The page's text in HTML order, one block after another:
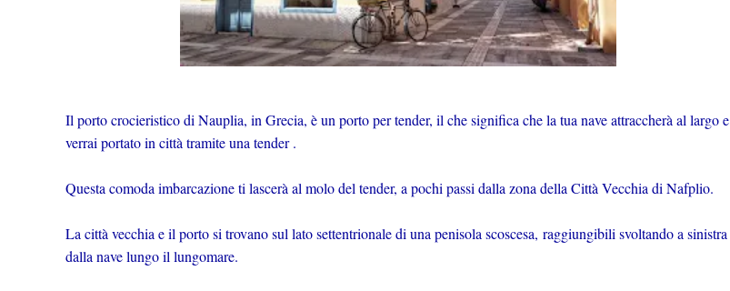
Il porto crocieristico di Nauplia, in Grecia, è un porto per tender, il che significa che la tua nave attraccherà al largo e
verrai portato in città tramite una tender .
Questa comoda imbarcazione ti lascerà al molo del tender, a pochi passi dalla zona della Città Vecchia di Nafplio.
La città vecchia e il porto si trovano sul lato settentrionale di una penisola scoscesa, raggiungibili svoltando a sinistra
dalla nave lungo il lungomare.